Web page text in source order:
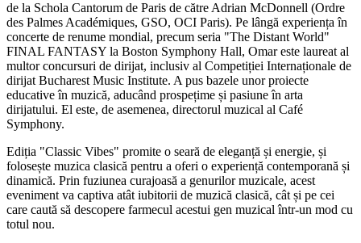
de la Schola Cantorum de Paris de către Adrian McDonnell (Ordre
des Palmes Académiques, GSO, OCI Paris). Pe lângă experiența în
concerte de renume mondial, precum seria "The Distant World"
FINAL FANTASY la Boston Symphony Hall, Omar este laureat al
multor concursuri de dirijat, inclusiv al Competiției Internaționale de
dirijat Bucharest Music Institute. A pus bazele unor proiecte
educative în muzică, aducând prospețime și pasiune în arta
dirijatului. El este, de asemenea, directorul muzical al Café
Symphony.
Ediția "Classic Vibes" promite o seară de eleganță și energie, și
folosește muzica clasică pentru a oferi o experiență contemporană și
dinamică. Prin fuziunea curajoasă a genurilor muzicale, acest
eveniment va captiva atât iubitorii de muzică clasică, cât și pe cei
care caută să descopere farmecul acestui gen muzical într-un mod cu
totul nou.